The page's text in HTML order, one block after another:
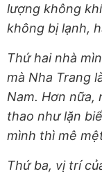
lượng không
không bị lạnh,
Thứ hai nhà
mà Nha Trang
Nam. Hơn nữa,
thao như lặn
mình thì mê
Thứ ba, vị trí